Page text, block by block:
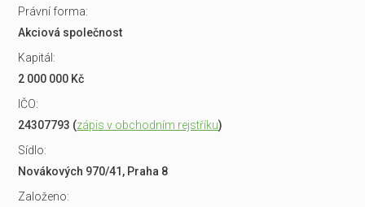
Právní forma:
Akciová společnost
Kapitál:
2 000 000 Kč
IČO:
24307793 (zápis v obchodním rejstříku)
Sídlo:
Novákových 970/41, Praha 8
Založeno: